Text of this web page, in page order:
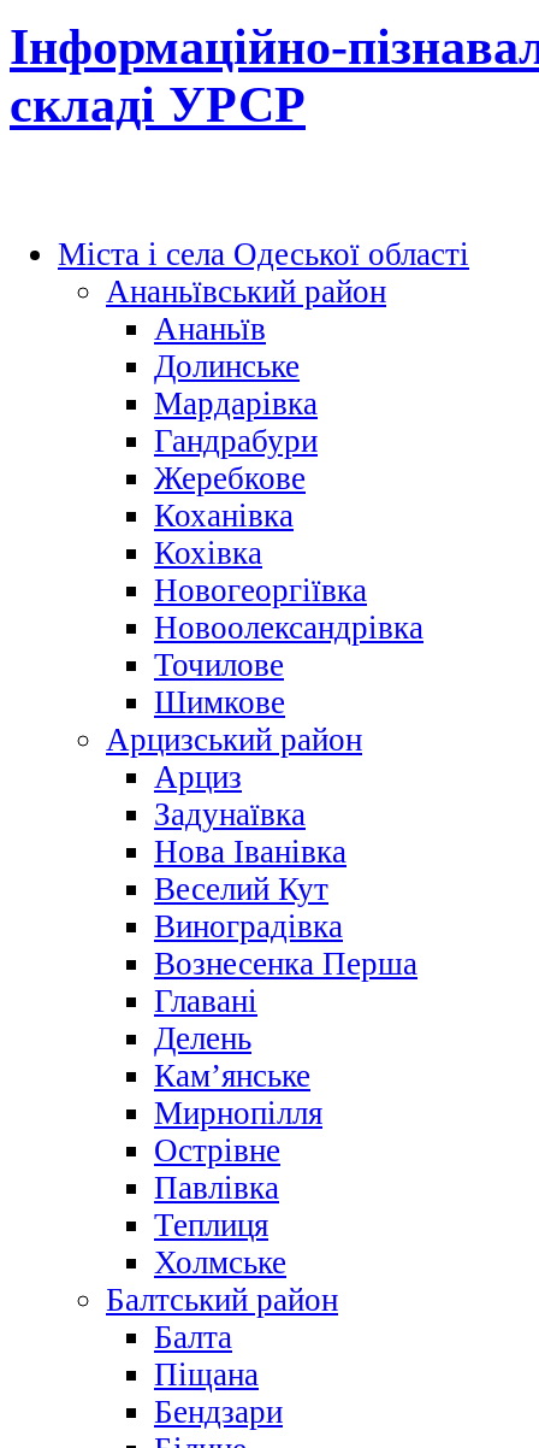
Інформаційно-
складі УРСР
Міста і села Одеської області
Ананьївський район
Ананьїв
Долинське
Мардарівка
Гандрабури
Жеребкове
Коханівка
Кохівка
Новогеоргіївка
Новоолександрівка
Точилове
Шимкове
Арцизський район
Арциз
Задунаївка
Нова Іванівка
Веселий Кут
Виноградівка
Вознесенка Перша
Главані
Делень
Кам’янське
Мирнопілля
Острівне
Павлівка
Теплиця
Холмське
Балтський район
Балта
Піщана
Бендзари